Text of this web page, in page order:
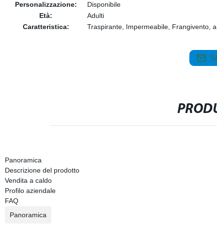
Personalizzazione:
Disponibile
Età:
Adulti
Caratteristica:
Traspirante, Impermeabile, Frangivento,
Panoramica
Descrizione del prodotto
Vendita a caldo
Profilo aziendale
FAQ
Panoramica